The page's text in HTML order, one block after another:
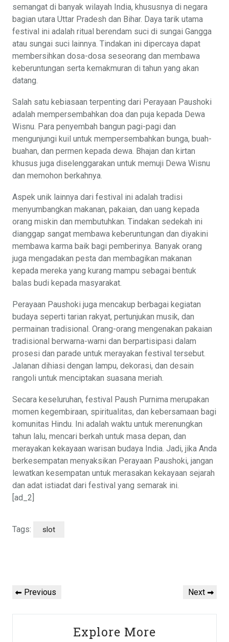
semangat di banyak wilayah India, khususnya di negara
bagian utara Uttar Pradesh dan Bihar. Daya tarik utama
festival ini adalah ritual berendam suci di sungai Gangga
atau sungai suci lainnya. Tindakan ini dipercaya dapat
membersihkan dosa-dosa seseorang dan membawa
keberuntungan serta kemakmuran di tahun yang akan
datang.
Salah satu kebiasaan terpenting dari Perayaan Paushoki
adalah mempersembahkan doa dan puja kepada Dewa
Wisnu. Para penyembah bangun pagi-pagi dan
mengunjungi kuil untuk mempersembahkan bunga, buah-
buahan, dan permen kepada dewa. Bhajan dan kirtan
khusus juga diselenggarakan untuk memuji Dewa Wisnu
dan memohon berkahnya.
Aspek unik lainnya dari festival ini adalah tradisi
menyumbangkan makanan, pakaian, dan uang kepada
orang miskin dan membutuhkan. Tindakan sedekah ini
dianggap sangat membawa keberuntungan dan diyakini
membawa karma baik bagi pemberinya. Banyak orang
juga mengadakan pesta dan membagikan makanan
kepada mereka yang kurang mampu sebagai bentuk
balas budi kepada masyarakat.
Perayaan Paushoki juga mencakup berbagai kegiatan
budaya seperti tarian rakyat, pertunjukan musik, dan
permainan tradisional. Orang-orang mengenakan pakaian
tradisional berwarna-warni dan berpartisipasi dalam
prosesi dan parade untuk merayakan festival tersebut.
Jalanan dihiasi dengan lampu, dekorasi, dan desain
rangoli untuk menciptakan suasana meriah.
Secara keseluruhan, festival Paush Purnima merupakan
momen kegembiraan, spiritualitas, dan kebersamaan bagi
komunitas Hindu. Ini adalah waktu untuk merenungkan
tahun lalu, mencari berkah untuk masa depan, dan
merayakan kekayaan warisan budaya India. Jadi, jika Anda
berkesempatan menyaksikan Perayaan Paushoki, jangan
lewatkan kesempatan untuk merasakan kekayaan sejarah
dan adat istiadat dari festival yang semarak ini.
[ad_2]
Tags: slot
navigation
Previous
Previous
Next
Next
Explore More